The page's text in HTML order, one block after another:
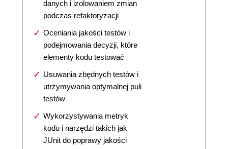
danych i izolowaniem zmian
podczas refaktoryzacji
Oceniania jakości testów i
podejmowania decyzji, które
elementy kodu testować
Usuwania zbędnych testów i
utrzymywania optymalnej puli
testów
Wykorzystywania metryk
kodu i narzędzi takich jak
JUnit do poprawy jakości